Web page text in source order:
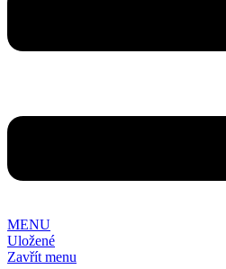
MENU
Uložené
Zavřít menu